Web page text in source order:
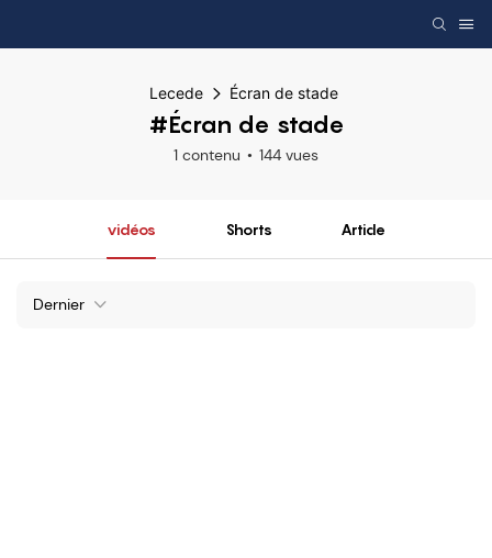
Lecede Écran de stade
#Écran de stade
1 contenu 144 vues
vidéos Shorts Article
Dernier